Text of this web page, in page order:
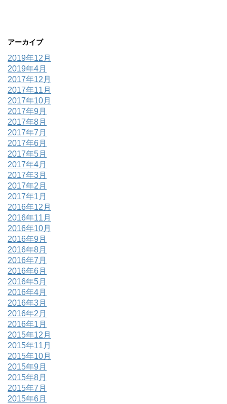
アーカイブ
2019年12月
2019年4月
2017年12月
2017年11月
2017年10月
2017年9月
2017年8月
2017年7月
2017年6月
2017年5月
2017年4月
2017年3月
2017年2月
2017年1月
2016年12月
2016年11月
2016年10月
2016年9月
2016年8月
2016年7月
2016年6月
2016年5月
2016年4月
2016年3月
2016年2月
2016年1月
2015年12月
2015年11月
2015年10月
2015年9月
2015年8月
2015年7月
2015年6月